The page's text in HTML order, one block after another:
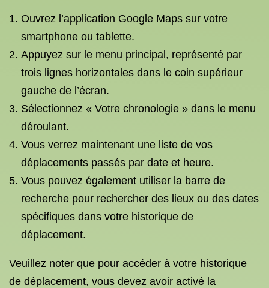
Ouvrez l’application Google Maps sur votre
smartphone ou tablette.
Appuyez sur le menu principal, représenté par
trois lignes horizontales dans le coin supérieur
gauche de l’écran.
Sélectionnez « Votre chronologie » dans le menu
déroulant.
Vous verrez maintenant une liste de vos
déplacements passés par date et heure.
Vous pouvez également utiliser la barre de
recherche pour rechercher des lieux ou des dates
spécifiques dans votre historique de
déplacement.
Veuillez noter que pour accéder à votre historique
de déplacement, vous devez avoir activé la